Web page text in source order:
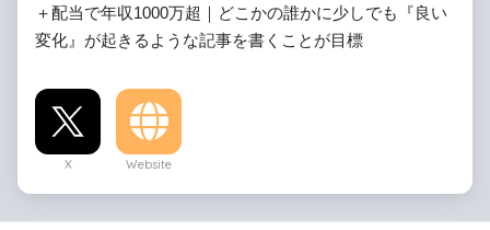
＋配当で年収1000万超｜どこかの誰かに少しでも『良い
変化』が起きるような記事を書くことが目標
X Website